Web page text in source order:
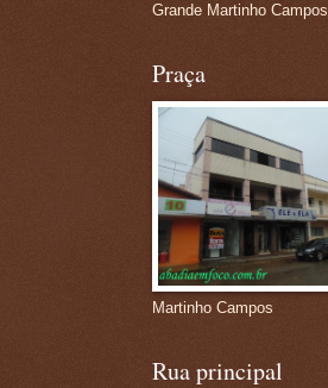
Grande Martinho Campos
Praça
Martinho Campos
Rua principal